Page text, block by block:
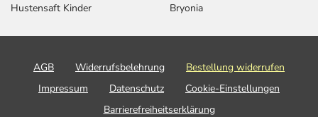
Hustensaft Kinder
Bryonia
AGB Widerrufsbelehrung
Bestellung widerrufen
Impressum
Datenschutz
Cookie-Einstellungen
Barrierefreiheitserklärung